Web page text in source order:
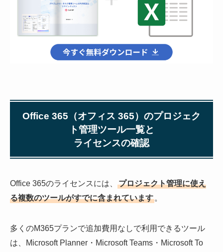
Office 365（オフィス 365）のプロジェク
ト管理ツール一覧と
ライセンスの確認
Office 365のライセンスには、
プロジェクト管理に使え
る複数のツールがすでに含まれています 。
多くのM365プランで追加費用なしで利用できるツール
は、Microsoft Planner・Microsoft Teams・Microsoft To